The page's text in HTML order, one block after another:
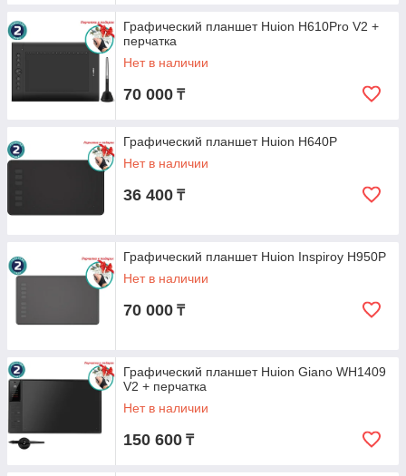
Графический планшет Huion H610Pro V2 +
перчатка
Нет в наличии
70 000 ₸
Графический планшет Huion H640P
Нет в наличии
36 400 ₸
Графический планшет Huion Inspiroy H950P
Нет в наличии
70 000 ₸
Графический планшет Huion Giano WH1409
V2 + перчатка
Нет в наличии
150 600 ₸